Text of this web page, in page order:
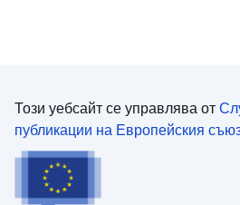
Този уебсайт се управлява от
публикации на Европейския